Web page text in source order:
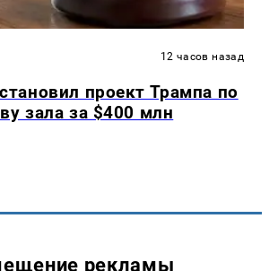
12 часов назад
проект Трампа по
зала за $400 млн
рекламы